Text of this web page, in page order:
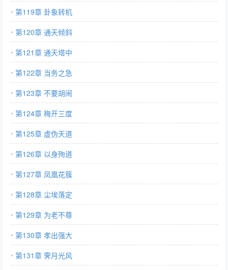
第119章 卦象转机
第120章 通天倾斜
第121章 通天塔中
第122章 当务之急
第123章 不要胡闹
第124章 梅开三度
第125章 虚伪天道
第126章 以身殉道
第127章 凤凰花簇
第128章 尘埃落定
第129章 为老不尊
第130章 孝出强大
第131章 霁月光风